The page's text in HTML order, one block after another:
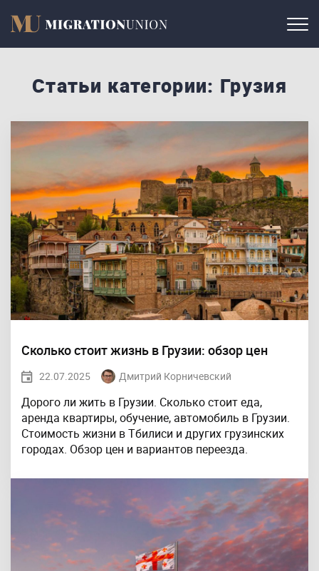
Статьи категории: Грузия
Сколько стоит жизнь в Грузии: обзор цен
22.07.2025 Дмитрий Корничевский
Дорого ли жить в Грузии. Сколько стоит еда,
аренда квартиры, обучение, автомобиль в Грузии.
Стоимость жизни в Тбилиси и других грузинских
городах. Обзор цен и вариантов переезда.